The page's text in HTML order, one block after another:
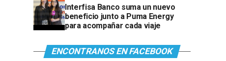
Interfisa Banco suma un nuevo
beneficio junto a Puma Energy
para acompañar cada viaje
ENCONTRANOS EN FACEBOOK